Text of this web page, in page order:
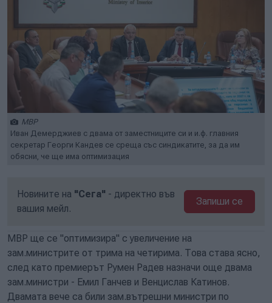
МВР
Иван Демерджиев с двама от заместниците си и и.ф. главния
секретар Георги Кандев се среща със синдикатите, за да им
обясни, че ще има оптимизация
Новините на "Сега" - директно във
вашия мейл.
Запиши се
МВР ще се "оптимизира" с увеличение на
зам.министрите от трима на четирима. Това става ясно,
след като премиерът Румен Радев назначи още двама
зам.министри - Емил Ганчев и Венцислав Катинов.
Двамата вече са били зам.вътрешни министри по